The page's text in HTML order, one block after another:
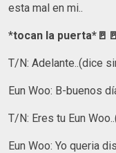
esta mal en mi..
*tocan la puerta*🚪🚪
T/N: Adelante..(dice
Eun Woo: B-buenos
T/N: Eres tu Eun
Eun Woo: Yo queria